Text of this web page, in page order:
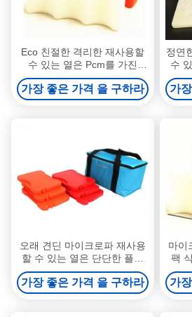
Eco 친절한 격리한 재사용할
수 있는 열은 Pcm를 가진
Engery 저장 상자를 포장합니
다
가장 좋은 가격 을 구하라
정연
수
음
가
오래 견딘 마이크로파 재사용
할 수 있는 열은 단단한 플라
스틱 열 성분 온난한 음식을
포장합니다
가장 좋은 가격 을 구하라
마이
팩
가